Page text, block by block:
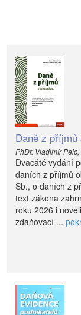
Daně z
PhDr. Vladimír
Dvacáté vydání
daních z příjmů
Sb., o daních z
text zákona
roku 2026 i
zdaňovací ...